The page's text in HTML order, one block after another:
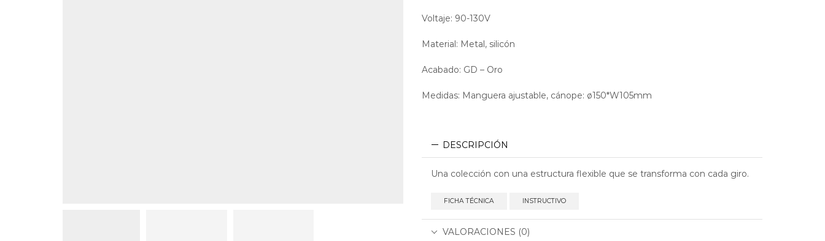
Voltaje: 90-130V
Material: Metal, silicón
Acabado: GD – Oro
Medidas: Manguera ajustable, cánope: ø150*W105mm
DESCRIPCIÓN
Una colección con una estructura flexible que se transforma con cada giro.
FICHA TÉCNICA INSTRUCTIVO
VALORACIONES (0)